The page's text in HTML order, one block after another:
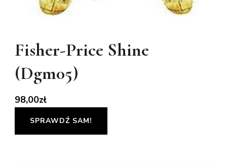
Fisher-Price Shine
(Dgm05)
98,00zł
SPRAWDŹ SAM!